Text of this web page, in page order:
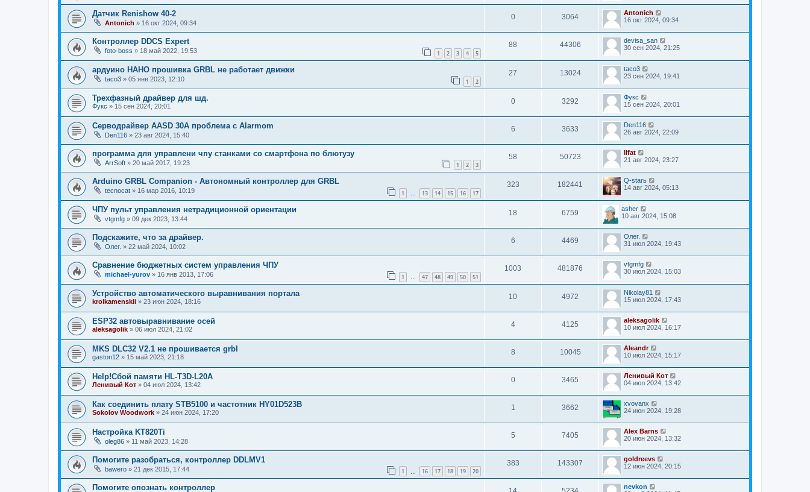
Датчик Renishow 40-2
Antonich » 16 окт 2024, 09:34
0 3064
Antonich
16 окт 2024, 09:34
Контроллер DDCS Expert
foto-boss » 18 май 2022, 19:53 1 2 3 4 5
88 44306
devisa_san
30 сен 2024, 21:25
ардуино НАНО прошивка GRBL не работает движки
taco3 » 05 янв 2023, 12:10 1 2
27 13024
taco3
23 сен 2024, 19:41
Трехфазный драйвер для шд.
Фукс » 15 сен 2024, 20:01
0 3292
Фукс
15 сен 2024, 20:01
Серводрайвер AASD 30A проблема с Alarmom
Den116 » 23 авг 2024, 15:40
6 3633
Den116
26 авг 2024, 22:09
программа для управлени чпу станками со смартфона по блютузу
ArrSoft » 20 май 2017, 19:23 1 2 3
58 50723
Ilfat
21 авг 2024, 23:27
Arduino GRBL Companion - Автономный контроллер для GRBL
tecnocat » 16 мар 2016, 10:19 1 … 13 14 15 16 17
323 182441
Q-starь
14 авг 2024, 05:13
ЧПУ пульт управления нетрадиционной ориентации
vtgmfg » 09 дек 2023, 13:44
18 6759
asher
10 авг 2024, 15:08
Подскажите, что за драйвер.
Олег. » 22 май 2024, 10:02
6 4469
Олег.
31 июл 2024, 19:43
Сравнение бюджетных систем управления ЧПУ
michael-yurov » 16 янв 2013, 17:06 1 … 47 48 49 50 51
1003 481876
vtgmfg
30 июл 2024, 15:03
Устройство автоматического выравнивания портала
krolkamenskii » 23 июн 2024, 18:16
10 4972
Nikolay81
15 июл 2024, 17:43
ESP32 автовыравнивание осей
aleksagolik » 06 июл 2024, 21:02
4 4125
aleksagolik
10 июл 2024, 16:17
MKS DLC32 V2.1 не прошивается grbl
gaston12 » 15 май 2023, 21:18
8 10045
Aleandr
10 июл 2024, 15:17
Help!Сбой памяти HL-T3D-L20A
Ленивый Кот » 04 июл 2024, 13:42
0 3465
Ленивый Кот
04 июл 2024, 13:42
Как соединить плату STB5100 и частотник HY01D523B
Sokolov Woodwork » 24 июн 2024, 17:20
1 3662
xvovanx
24 июн 2024, 19:28
Настройка KT820Ti
oleg86 » 11 май 2023, 14:28
5 7405
Alex Barns
20 июн 2024, 13:32
Помогите разобраться, контроллер DDLMV1
bawero » 21 дек 2015, 17:44 1 16 17 18 19 20
383 143307
goldreevs
12 июн 2024, 20:15
Помогите опознать контроллер
nevkon